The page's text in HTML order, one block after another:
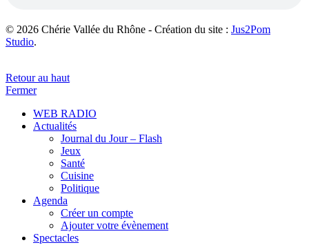
© 2026 Chérie Vallée du Rhône - Création du site : Jus2Pom
Studio.
Retour au haut
Fermer
WEB RADIO
Actualités
Journal du Jour – Flash
Jeux
Santé
Cuisine
Politique
Agenda
Créer un compte
Ajouter votre évènement
Spectacles